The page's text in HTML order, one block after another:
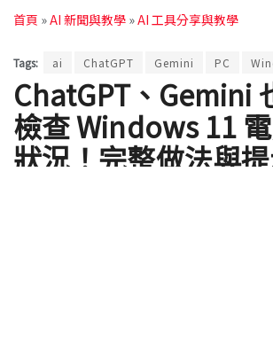
首頁 »AI 新聞與教學 »AI 工具分享與教學
Tags: ai ChatGPT Gemini PC
ChatGPT、Gemini
檢查 Windows 11
狀況！完整做法與